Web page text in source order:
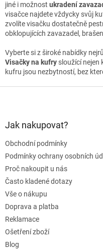
jiné i možnost ukradení
visačce najdete vždycky svůj
zvolíte visačku dostatečně
obklopujících zavazadel,
Vyberte si z široké nabídky
Visačky na kufry sloužící nejen
kufru jsou nezbytností, bez
Jak nakupovat?
Obchodní podmínky
Podmínky ochrany osobních
Proč nakoupit u nás
Často kladené dotazy
Vše o nákupu
Doprava a platba
Reklamace
Ošetření zboží
Blog